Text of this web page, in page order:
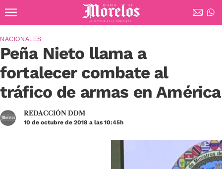
Diario de Morelos
Peña Nieto llama a
fortalecer combate al
tráfico de armas en América
NACIONALES
REDACCIÓN DDM
10 de octubre de 2018 a las 10:45h